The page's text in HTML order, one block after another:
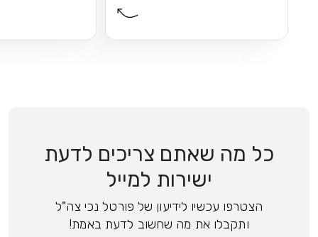
כל מה שאתם צריכים לדעת
ישירות למייל
הצטרפו עכשיו לידיעון של פורטל נכי צה"ל
ותקבלו את מה שחשוב לדעת באמת!